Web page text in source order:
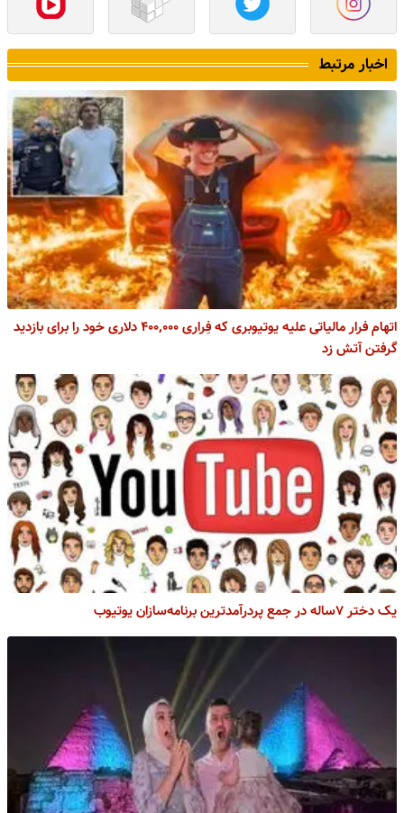
اخبار مرتبط
اتهام فرار مالیاتی علیه یوتیوبری که فِراری ۴۰۰,۰۰۰ دلاری خود را برای بازدید
گرفتن آتش زد
یک دختر ۷ساله در جمع پردرآمدترین برنامه‌سازان یوتیوب